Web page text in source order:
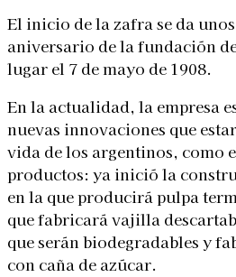
El inicio de la zafra se da
aniversario de la fundación
lugar el 7 de mayo de 1908.
En la actualidad, la empresa
nuevas innovaciones que
vida de los argentinos, como
productos: ya inició la
en la que producirá pulpa
que fabricará vajilla
que serán biodegradables y
con caña de azúcar.